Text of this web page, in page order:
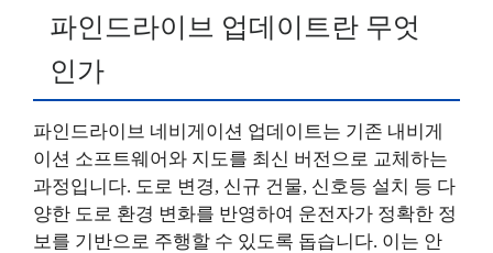
파인드라이브 업데이트란 무엇
인가
파인드라이브 네비게이션 업데이트는 기존 내비게
이션 소프트웨어와 지도를 최신 버전으로 교체하는
과정입니다. 도로 변경, 신규 건물, 신호등 설치 등 다
양한 도로 환경 변화를 반영하여 운전자가 정확한 정
보를 기반으로 주행할 수 있도록 돕습니다. 이는 안